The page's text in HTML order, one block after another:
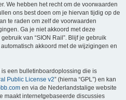
We hebben het recht om de voorwaarden
ons best doen om je hiervan tijdig op de
te raden om zelf de voorwaarden
Ga je niet akkoord met deze
van “SION Rail”. Blijf je gebruik
akkoord met de wijzigingen en
een bulletinboardoplossing die is
Public License v2” (hierna “GPL”) en kan
en via de Nederlandstalige website
maakt internetgebaseerde discussies